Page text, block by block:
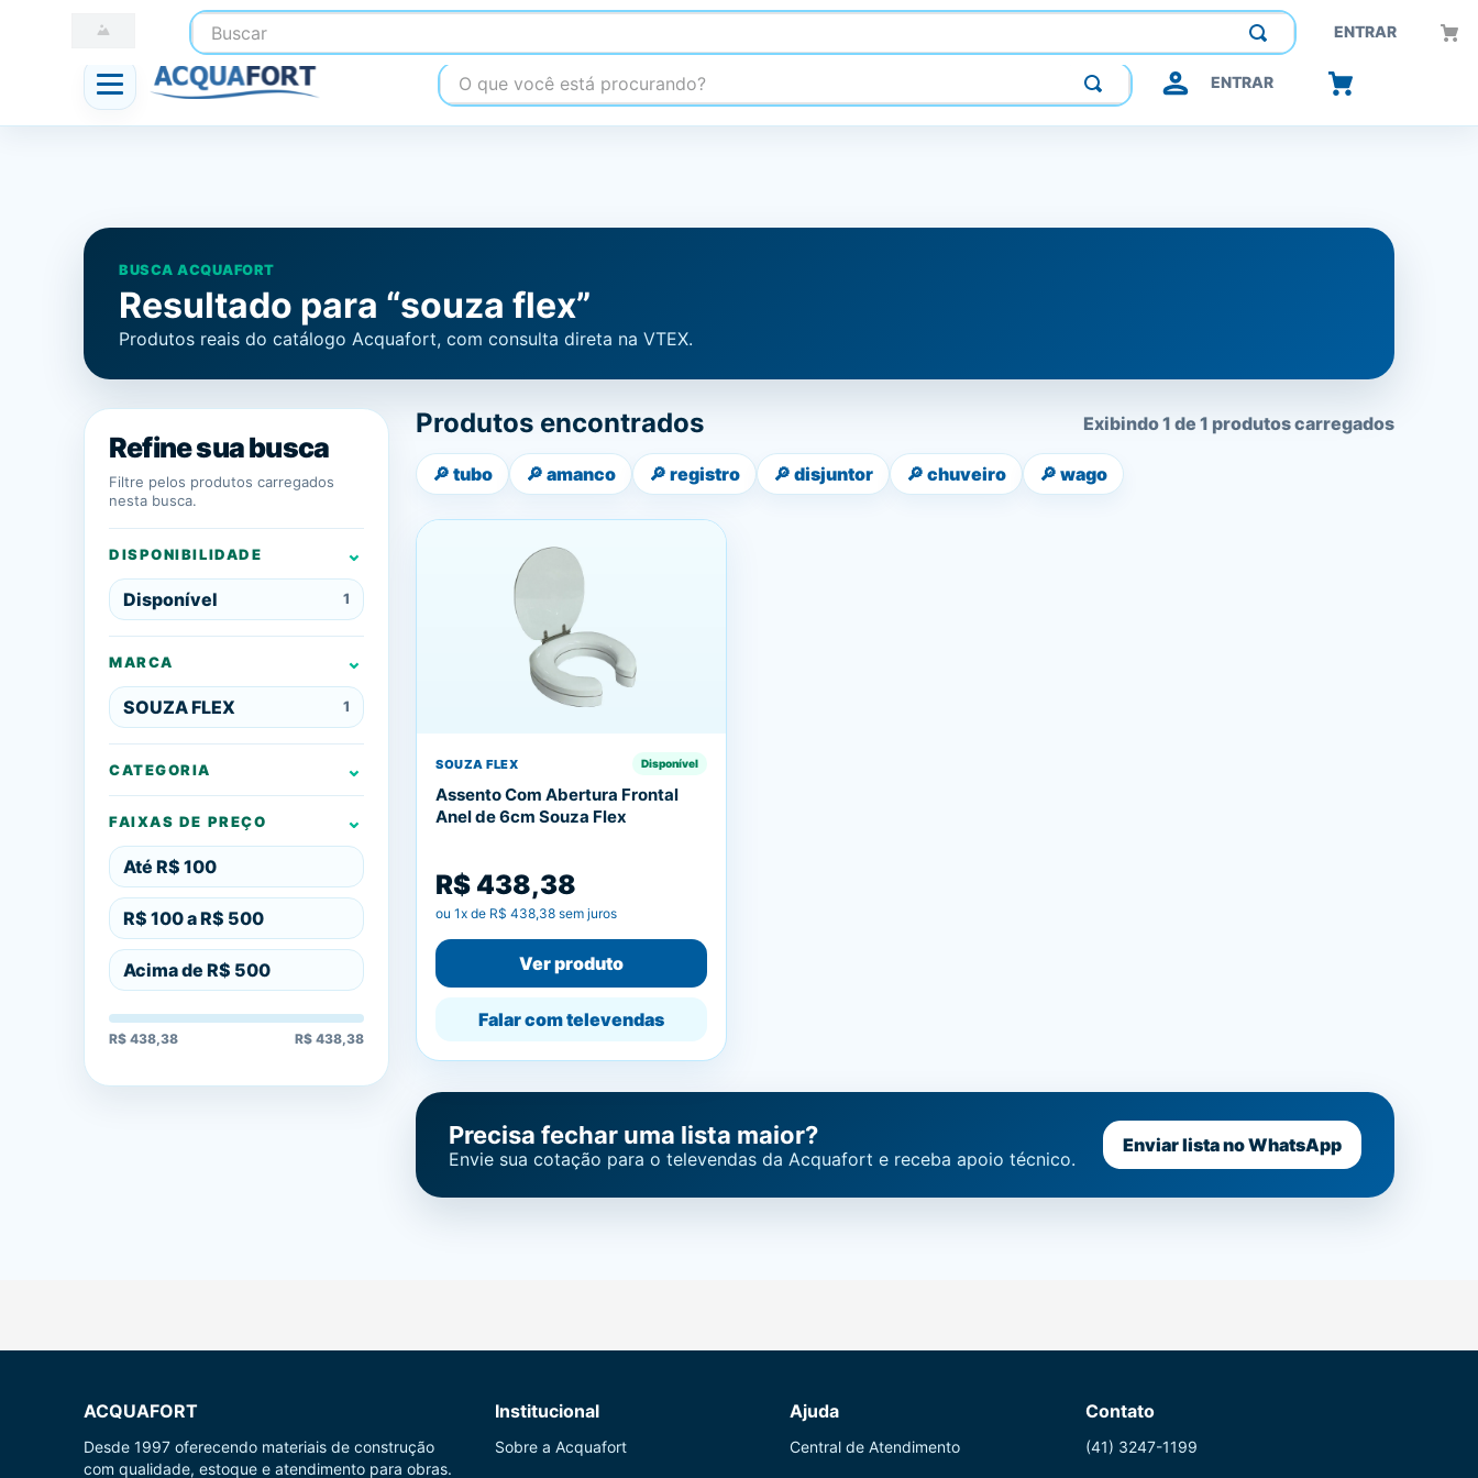
Buscar ENTRAR
☎ (41) 3247-1199 Construindo confiança, inovando o futuro.
O que você está procurando? ENTRAR
BUSCA ACQUAFORT
Resultado para “souza flex”
Produtos reais do catálogo Acquafort, com consulta direta na VTEX.
Refine sua busca
Filtre pelos produtos carregados
nesta busca.
DISPONIBILIDADE
Disponível 1
MARCA
SOUZA FLEX 1
CATEGORIA
FAIXAS DE PREÇO
Até R$ 100
R$ 100 a R$ 500
Acima de R$ 500
R$ 438,38 R$ 438,38
Produtos encontrados Exibindo 1 de 1 produtos carregados
🔎 tubo 🔎 amanco 🔎 registro 🔎 disjuntor 🔎 chuveiro 🔎 wago
SOUZA FLEX Disponível
Assento Com Abertura Frontal
Anel de 6cm Souza Flex
R$ 438,38
ou 1x de R$ 438,38 sem juros
Ver produto
Falar com televendas
Precisa fechar uma lista maior?
Envie sua cotação para o televendas da Acquafort e receba apoio técnico.
Enviar lista no WhatsApp
ACQUAFORT
Desde 1997 oferecendo materiais de construção
com qualidade, estoque e atendimento para obras.
Institucional
Sobre a Acquafort
Ajuda
Central de Atendimento
Contato
(41) 3247-1199